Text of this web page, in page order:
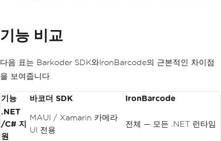
기능 비교
다음 표는 Barkoder SDK와IronBarcode의 근본적인 차이점
을 보여줍니다.
기능 바코더 SDK
IronBarcode
.NET
/C# 지
원
MAUI / Xamarin 카메라
UI 전용
전체 — 모든 .NET 런타임